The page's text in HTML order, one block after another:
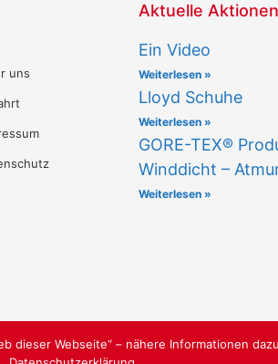
uns
Aktuelle Aktionen
Ein Video
Weiterlesen »
Lloyd Schuhe
Weiterlesen »
GORE-TEX®
Winddicht –
Weiterlesen »
Webseite“ – nähere Informationen